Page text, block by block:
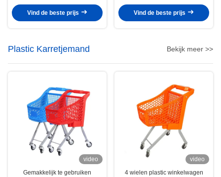
Vind de beste prijs
Vind de beste prijs
Plastic Karretjemand Bekijk meer >>
video
Gemakkelijk te gebruiken
video
4 wielen plastic winkelwagen